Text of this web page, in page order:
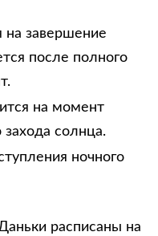
на завершение
после полного
на момент
захода солнца.
ночного
расписаны на